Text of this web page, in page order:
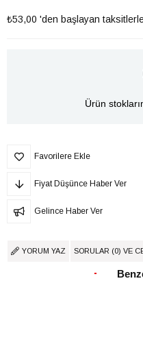
₺53,00 'den başlayan
Ürün
Favorilere Ekle
Fiyat Düşünce Haber Ver
Gelince Haber Ver
YORUM YAZ SORULAR (0) VE